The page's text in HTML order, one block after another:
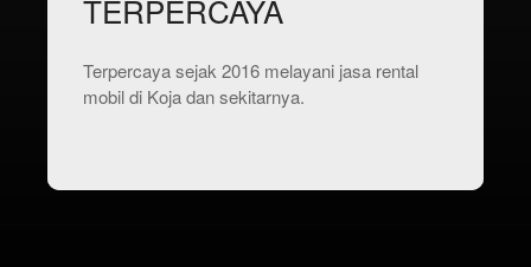
TERPERCAYA
Terpercaya sejak 2016 melayani jasa rental
mobil di Koja dan sekitarnya.